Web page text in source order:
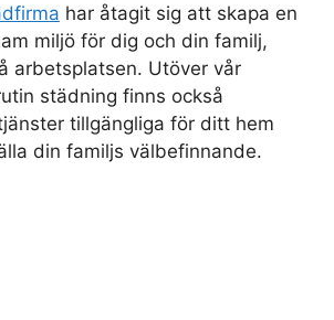
har åtagit sig att skapa en
miljö för dig och din familj,
arbetsplatsen. Utöver vår
städning finns också
tillgängliga för ditt hem
din familjs välbefinnande.